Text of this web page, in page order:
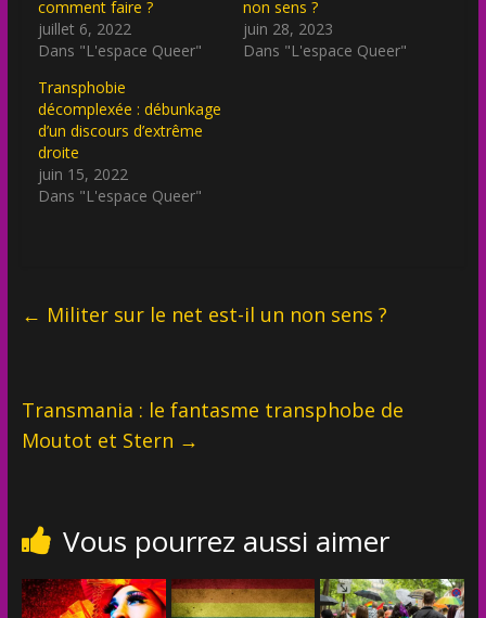
comment faire ?
juillet 6, 2022
Dans "L'espace Queer"
non sens ?
juin 28, 2023
Dans "L'espace Queer"
Transphobie
décomplexée : débunkage
d’un discours d’extrême
droite
juin 15, 2022
Dans "L'espace Queer"
← Militer sur le net est-il un non sens ?
Transmania : le fantasme transphobe de
Moutot et Stern →
Vous pourrez aussi aimer